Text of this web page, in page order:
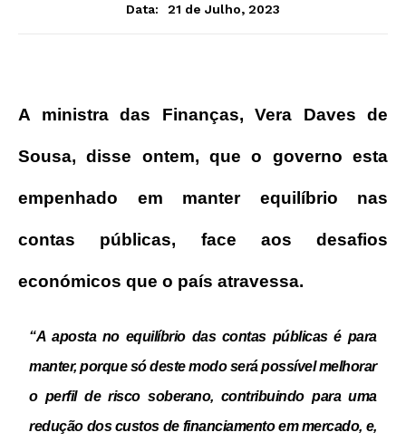
Data:
21 de Julho, 2023
A ministra das Finanças, Vera Daves de
Sousa, disse ontem, que o governo esta
empenhado em manter equilíbrio nas
contas públicas, face aos desafios
económicos que o país atravessa.
“A aposta no equilíbrio das contas públicas é para
manter, porque só deste modo será possível melhorar
o perfil de risco soberano, contribuindo para uma
redução dos custos de financiamento em mercado, e,